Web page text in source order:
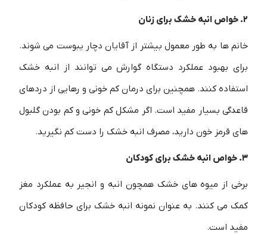
2. خواص انبه خشک برای زنان
خانم ها به طور معمول بیشتر از آقایان دچار یبوست می شوند.
برای بهبود عملکرد دستگاه گوارش می توانند از انبه خشک
استفاده کنند. همچنین برای درمان کم خونی و رهایی از دردهای
قاعدگی بسیار مفید است. اگر مشکل کم خونی و کم بودن گلبول
های قرمز خون دارید، مصرف انبه خشک را دست کم نگیرید.
3. خواص انبه خشک برای کودکان
برخی از میوه های خشک همچون انبه و انجیر به عملکرد مغز
کمک می کنند. به عنوان نمونه انبه خشک برای حافظه کودکان
مفید است.